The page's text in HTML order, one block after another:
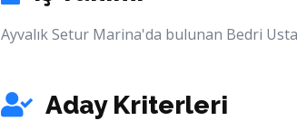
Ayvalık Setur Marina'da bulunan Bedri
Aday Kriterleri